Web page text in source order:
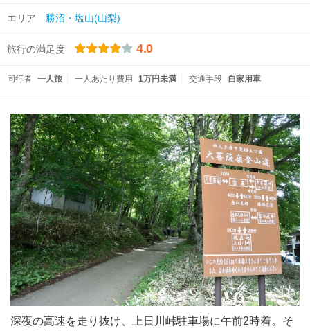
エリア 勝沼・塩山(山梨)
旅行の満足度 4.0
同行者 一人旅 一人あたり費用 1万円未満 交通手段 自家用車
深夜の高速を走り抜け、上日川峠駐車場に午前2時着。そ